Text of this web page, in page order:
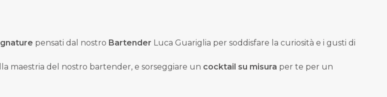
pensati dal nostro Bartender Luca Guariglia per soddisfare la curiosità e i gusti di
maestria del nostro bartender, e sorseggiare un cocktail su misura per te per un